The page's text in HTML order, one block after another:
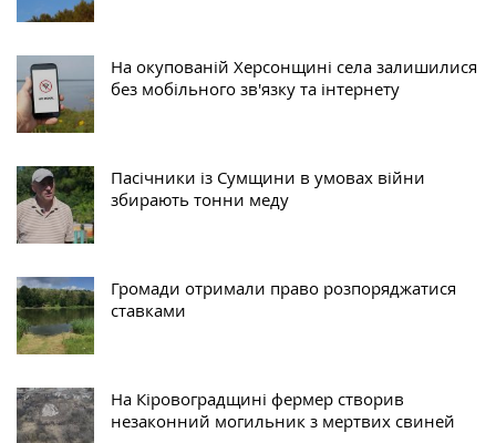
На окупованій Херсонщині села залишилися
без мобільного зв'язку та інтернету
Пасічники із Сумщини в умовах війни
збирають тонни меду
Громади отримали право розпоряджатися
ставками
На Кіровоградщині фермер створив
незаконний могильник з мертвих свиней